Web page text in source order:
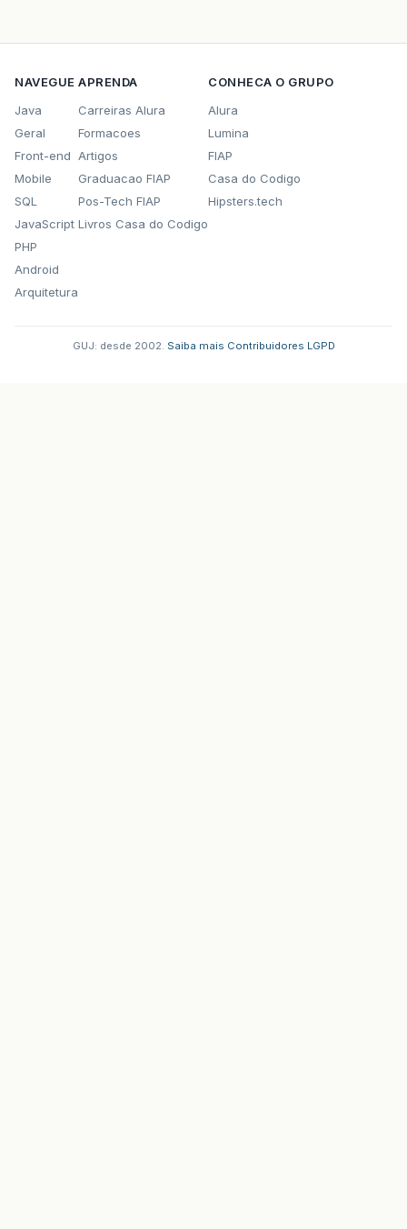
NAVEGUE
Java
Geral
Front-end
Mobile
SQL
JavaScript
PHP
Android
Arquitetura
APRENDA
Carreiras Alura
Formacoes
Artigos
Graduacao FIAP
Pos-Tech FIAP
Livros Casa do Codigo
CONHECA O GRUPO
Alura
Lumina
FIAP
Casa do Codigo
Hipsters.tech
GUJ: desde 2002. Saiba mais Contribuidores LGPD